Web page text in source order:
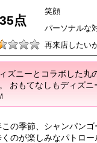
35点
笑顔
パーソナルな
再来店したい
ズニーとコラボした丸
おもてなしもディズニ
この季節、シャンパン
くのが楽しみなパトロ